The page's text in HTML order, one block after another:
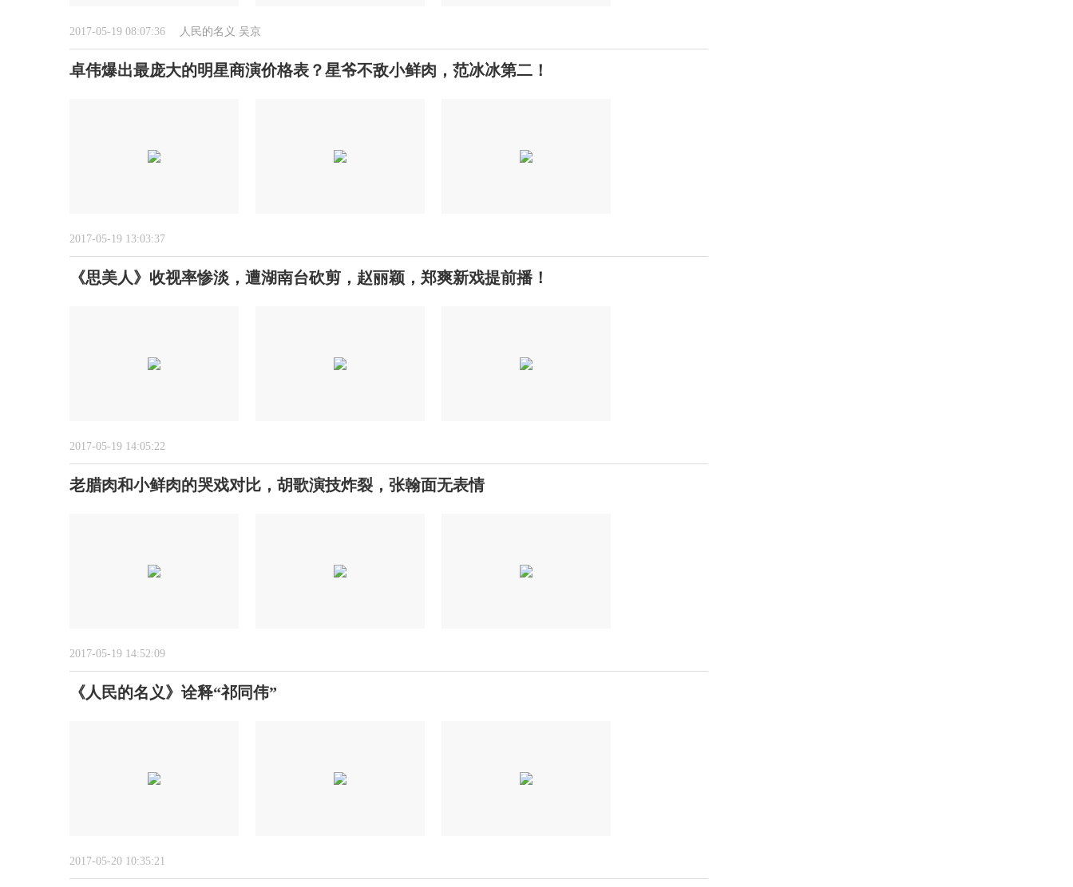
2017-05-19 08:07:36 人民的名义 吴京
卓伟爆出最庞大的明星商演价格表？星爷不敌小鲜肉，范冰冰第二！
2017-05-19 13:03:37
《思美人》收视率惨淡，遭湖南台砍剪，赵丽颖，郑爽新戏提前播！
2017-05-19 14:05:22
老腊肉和小鲜肉的哭戏对比，胡歌演技炸裂，张翰面无表情
2017-05-19 14:52:09
《人民的名义》诠释“祁同伟”
2017-05-20 10:35:21